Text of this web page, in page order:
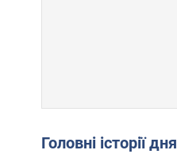
Головні історії дня